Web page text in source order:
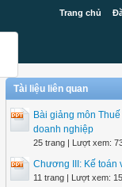
Trang chủ
Tài liệu liên quan
Bài giảng môn
doanh nghiệp
25 trang | Lượt xem:
Chương III: Kế toán
11 trang | Lượt xem: